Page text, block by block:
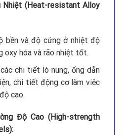
Nhiệt (Heat-resistant Alloy
bền và độ cứng ở nhiệt độ
oxy hóa và rão nhiệt tốt.
chi tiết lò nung, ống dẫn
chi tiết động cơ làm việc
cao.
Độ Cao (High-strength